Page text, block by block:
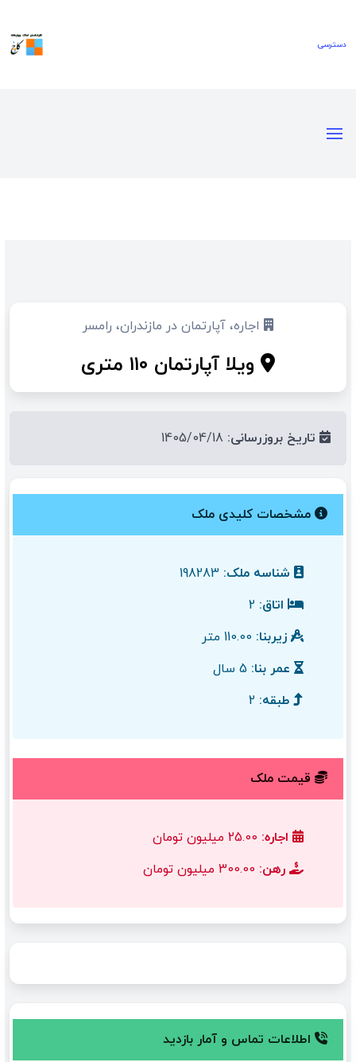
دسترسی‌
اجاره، آپارتمان در مازندران، رامسر
ویلا آپارتمان ۱۱۰ متری
تاریخ بروزرسانی:
مشخصات کلیدی ملک
شناسه ملک:
اتاق:
زیربنا:
عمر بنا:
طبقه:
قیمت ملک
اجاره:
رهن:
اطلاعات تماس و آمار بازدید